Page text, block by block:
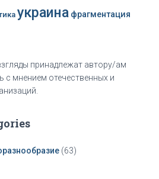
украина фрагментация
принадлежат автору/ам
с мнением отечественных и
(63)